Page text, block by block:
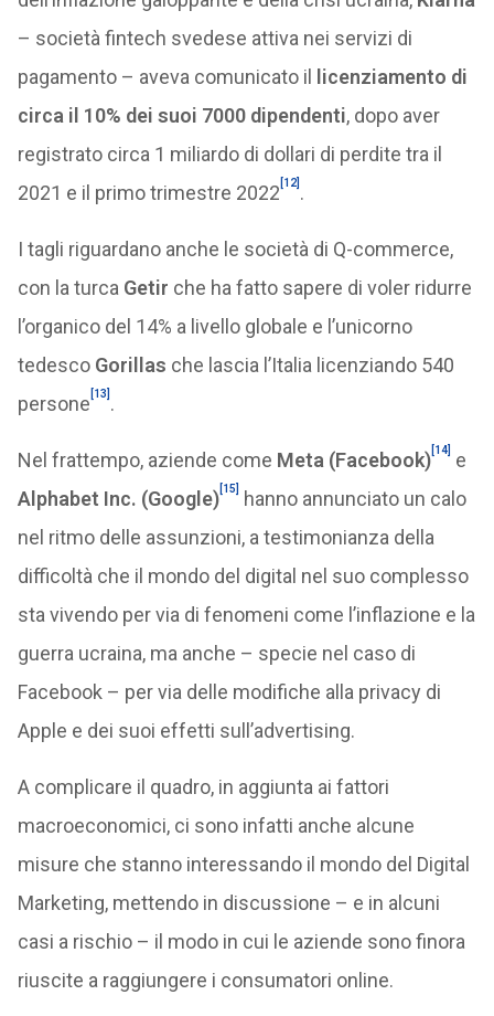
– società fintech svedese attiva nei servizi di
pagamento – aveva comunicato il licenziamento di
circa il 10% dei suoi 7000 dipendenti, dopo aver
registrato circa 1 miliardo di dollari di perdite tra il
2021 e il primo trimestre 2022 [12] .
I tagli riguardano anche le società di Q-commerce,
con la turca Getir che ha fatto sapere di voler ridurre
l’organico del 14% a livello globale e l’unicorno
tedesco Gorillas che lascia l’Italia licenziando 540
persone [13] .
Nel frattempo, aziende come Meta (Facebook)[14]
e
Alphabet Inc. (Google)[15]
hanno annunciato un calo
nel ritmo delle assunzioni, a testimonianza della
difficoltà che il mondo del digital nel suo complesso
sta vivendo per via di fenomeni come l’inflazione e la
guerra ucraina, ma anche – specie nel caso di
Facebook – per via delle modifiche alla privacy di
Apple e dei suoi effetti sull’advertising.
A complicare il quadro, in aggiunta ai fattori
macroeconomici, ci sono infatti anche alcune
misure che stanno interessando il mondo del Digital
Marketing, mettendo in discussione – e in alcuni
casi a rischio – il modo in cui le aziende sono finora
riuscite a raggiungere i consumatori online.